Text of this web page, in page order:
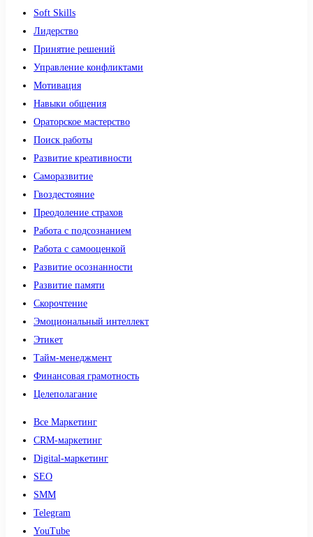
Soft Skills
Лидерство
Принятие решений
Управление конфликтами
Мотивация
Навыки общения
Ораторское мастерство
Поиск работы
Развитие креативности
Саморазвитие
Гвоздестояние
Преодоление страхов
Работа с подсознанием
Работа с самооценкой
Развитие осознанности
Развитие памяти
Скорочтение
Эмоциональный интеллект
Этикет
Тайм-менеджмент
Финансовая грамотность
Целеполагание
Все Маркетинг
CRM-маркетинг
Digital-маркетинг
SEO
SMM
Telegram
YouTube